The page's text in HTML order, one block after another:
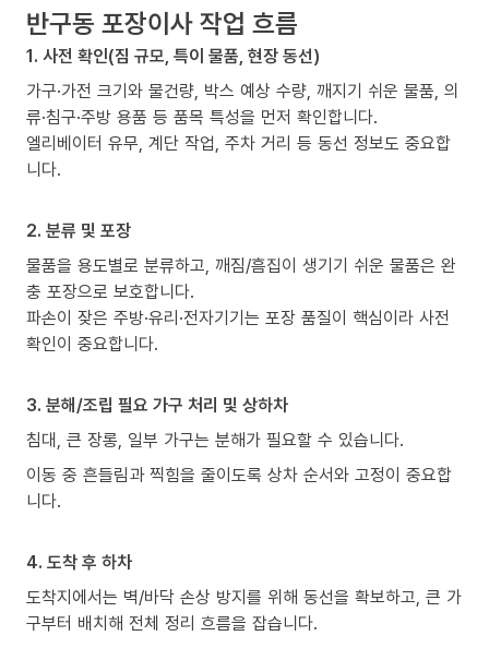
반구동 포장이사 작업 흐름
1. 사전 확인(짐 규모, 특이 물품, 현장 동선)
가구·가전 크기와 물건량, 박스 예상 수량, 깨지기 쉬운 물품, 의
류·침구·주방 용품 등 품목 특성을 먼저 확인합니다.
엘리베이터 유무, 계단 작업, 주차 거리 등 동선 정보도 중요합
니다.
2. 분류 및 포장
물품을 용도별로 분류하고, 깨짐/흠집이 생기기 쉬운 물품은 완
충 포장으로 보호합니다.
파손이 잦은 주방·유리·전자기기는 포장 품질이 핵심이라 사전
확인이 중요합니다.
3. 분해/조립 필요 가구 처리 및 상하차
침대, 큰 장롱, 일부 가구는 분해가 필요할 수 있습니다.
이동 중 흔들림과 찍힘을 줄이도록 상차 순서와 고정이 중요합
니다.
4. 도착 후 하차
도착지에서는 벽/바닥 손상 방지를 위해 동선을 확보하고, 큰 가
구부터 배치해 전체 정리 흐름을 잡습니다.